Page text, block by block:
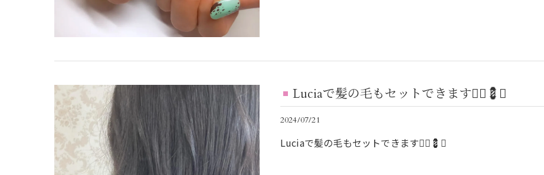
Luciaで髪の毛もセットできます💇‍♀️💈✨
2024/07/21
Luciaで髪の毛もセットできます💇‍♀️💈✨